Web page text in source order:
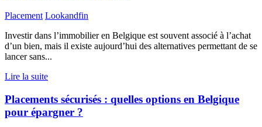
Placement Lookandfin
Investir dans l’immobilier en Belgique est souvent associé à l’achat
d’un bien, mais il existe aujourd’hui des alternatives permettant de se
lancer sans...
Lire la suite
Placements sécurisés : quelles options en Belgique
pour épargner ?